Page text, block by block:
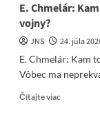
E. Chmelár:
vojny?
JNS
24. júla
E. Chmelár: Kam
Vôbec ma
Čítajte viacRead